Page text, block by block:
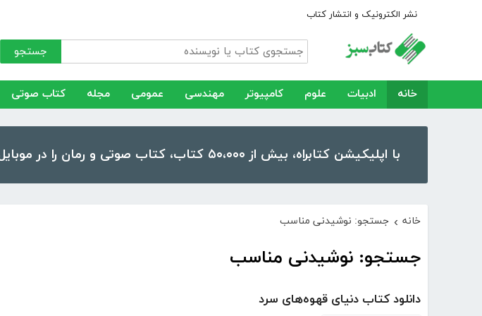
نشر الکترونیک و انتشار کتاب
جستجو
خانه ادبیات علوم کامپیوتر مهندسی عمومی مجله کتاب صوتی
با اپلیکیشن کتابراه، بیش از ۵۰،۰۰۰ کتاب، کتاب صوتی و رمان را در موبایل و تبلت خود داشته باشید!
خانه › جستجو: نوشیدنی مناسب
جستجو: نوشیدنی مناسب
دانلود کتاب دنیای قهوه‌های سرد